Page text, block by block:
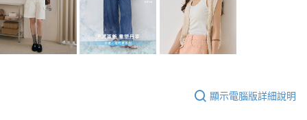
顯示電腦版詳細說明